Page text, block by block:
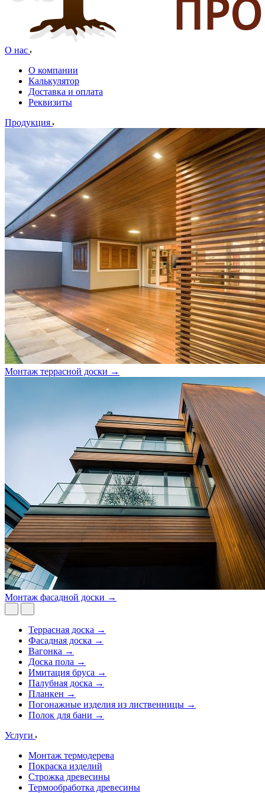
О нас
О компании
Калькулятор
Доставка и оплата
Реквизиты
Продукция
Монтаж террасной доски →
Монтаж фасадной доски →
Террасная доска →
Фасадная доска →
Вагонка →
Доска пола →
Имитация бруса →
Палубная доска →
Планкен →
Погонажные изделия из лиственницы →
Полок для бани →
Услуги
Монтаж термодерева
Покраска изделий
Строжка древесины
Термообработка древесины